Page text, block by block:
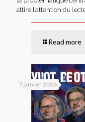
attire l’attention du
Read more
7 janvier 2026